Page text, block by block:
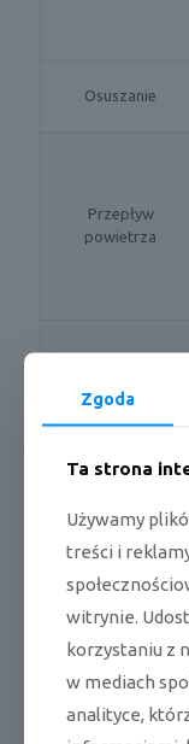
Osuszanie
Przepływ
powietrza
Poziom mocy
Poziom ciśnienia
akustycznego
Zgoda
Ta strona
Używamy
treści i
witrynie.
korzystaniu z
w mediach
analityce,